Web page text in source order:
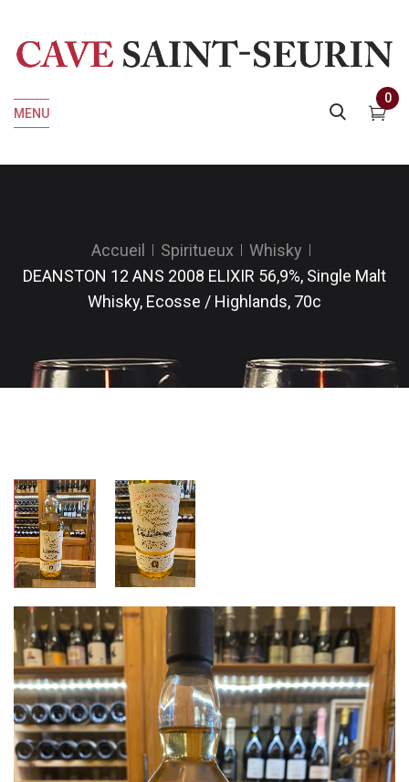
MENU
0
Accueil Spiritueux
Whisky
DEANSTON 12 ANS 2008 ELIXIR 56,9%, Single Malt
Whisky, Ecosse / Highlands, 70c